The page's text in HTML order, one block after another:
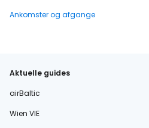
Ankomster og afgange
Aktuelle guides
airBaltic
Wien VIE